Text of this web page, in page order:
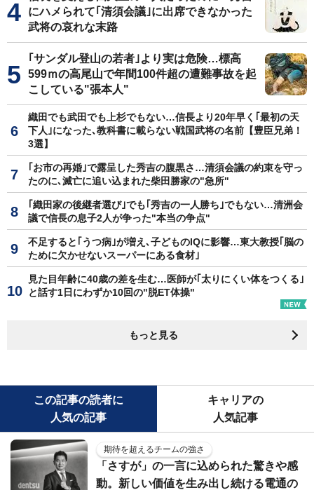
にハメられて｢清須会議｣に出席できなかった
武将の哀れな末路
｢サンダル登山の若者｣より実は危険…標高
599ｍの高尾山で年間100件超の遭難事故を起
こしている"張本人"
織田でも武田でも上杉でもない…信長より20年早く｢最初の天
下人｣になった､教科書に載らない戦国武将の名前【豊臣兄弟！
3選】
｢お市の再婚｣で露呈した秀吉の腹黒さ…清須会議の約束を守っ
たのに､滅亡に追い込まれた柴田勝家の"急所"
｢織田家の後継者選び｣でも｢秀吉の一人勝ち｣でもない…清洲会
議で信長の息子2人が争った"本当の争点"
不足すると｢うつ病｣が増え､子どものIQに影響…東大教授｢脳の
ために欠かせないスーパーにある食材｣
見た目年齢に40歳の差を生む…医師が｢太りにくい体をつくる｣
と話す1日にわずか10回の"脱ET体操"
もっと見る
この記事の読者に
人気の記事
キャリアの
人気記事
期待を超えるチームの強さ
「さすが」の一言に込められた驚きや感
動。新しい価値を生み出し続ける電通の